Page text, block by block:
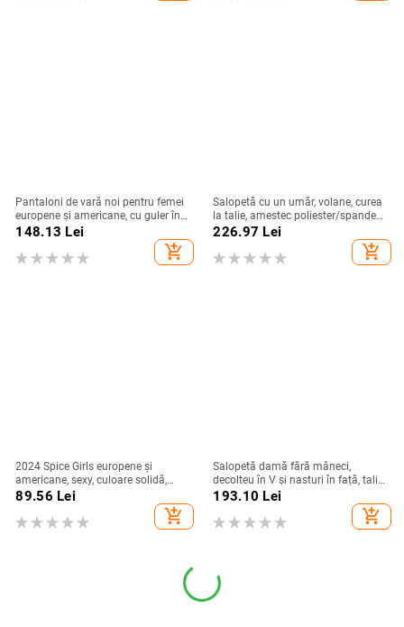
Pantaloni de vară noi pentru femei
europene și americane, cu guler în
V, sexy, cu gol, slim fit, din dantelă,
2024, de la Amazon, Europa și
America
148.13 Lei
add_shopping_cart
Salopetă cu un umăr, volane, curea
la talie, amestec poliester/spandex,
mâneci trei sferturi, croială dreaptă
226.97 Lei
add_shopping_cart
2024 Spice Girls europene și
americane, sexy, culoare solidă,
spate fără spate, pantaloni scurți cu
buric gol, sport, casual, haine
Jompon
89.56 Lei
add_shopping_cart
Salopetă damă fără mâneci,
decolteu în V și nasturi în față, talie
înaltă, stil de vară
193.10 Lei
add_shopping_cart